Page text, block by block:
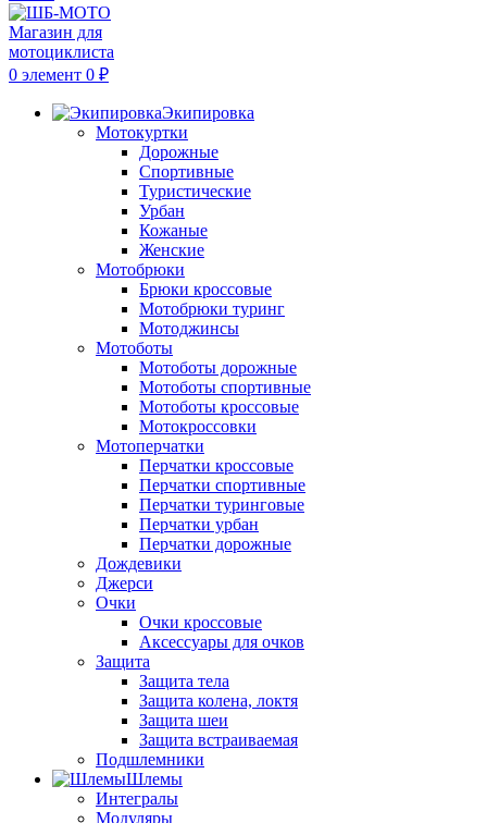
0 элемент 0 ₽
Экипировка
Мотокуртки
Дорожные
Спортивные
Туристические
Урбан
Кожаные
Женские
Мотобрюки
Брюки кроссовые
Мотобрюки туринг
Мотоджинсы
Мотоботы
Мотоботы дорожные
Мотоботы спортивные
Мотоботы кроссовые
Мотокроссовки
Мотоперчатки
Перчатки кроссовые
Перчатки спортивные
Перчатки туринговые
Перчатки урбан
Перчатки дорожные
Дождевики
Джерси
Очки
Очки кроссовые
Аксессуары для очков
Защита
Защита тела
Защита колена, локтя
Защита шеи
Защита встраиваемая
Подшлемники
Шлемы
Интегралы
Модуляры